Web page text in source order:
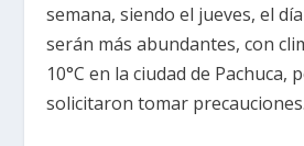
semana, siendo el jueves, el
serán más abundantes, con
10°C en la ciudad de Pachuca,
solicitaron tomar precauciones.